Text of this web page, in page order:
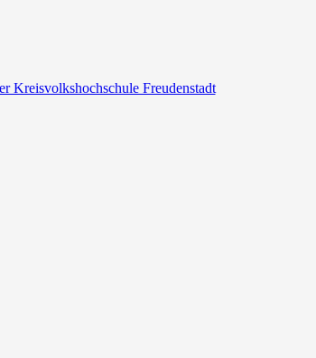
Kreisvolkshochschule Freudenstadt